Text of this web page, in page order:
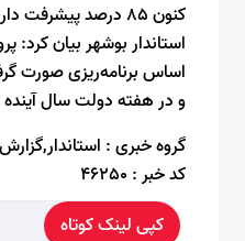
کنون ۸۵ درصد پیشرفت دارد.
استاندار بوشهر بیان کرد:
و در هفته دولت سال آینده
گروه خبری :
کد خبر : 46250
کپی لینک کوتاه